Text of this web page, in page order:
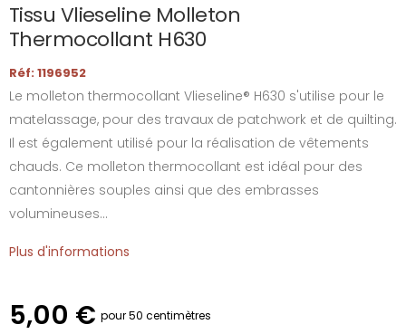
Tissu Vlieseline Molleton
Thermocollant H630
Réf: 1196952
Le molleton thermocollant Vlieseline® H630 s'utilise pour le
matelassage, pour des travaux de patchwork et de quilting.
Il est également utilisé pour la réalisation de vêtements
chauds. Ce molleton thermocollant est idéal pour des
cantonnières souples ainsi que des embrasses
volumineuses...
Plus d'informations
5,00 € pour 50 centimètres